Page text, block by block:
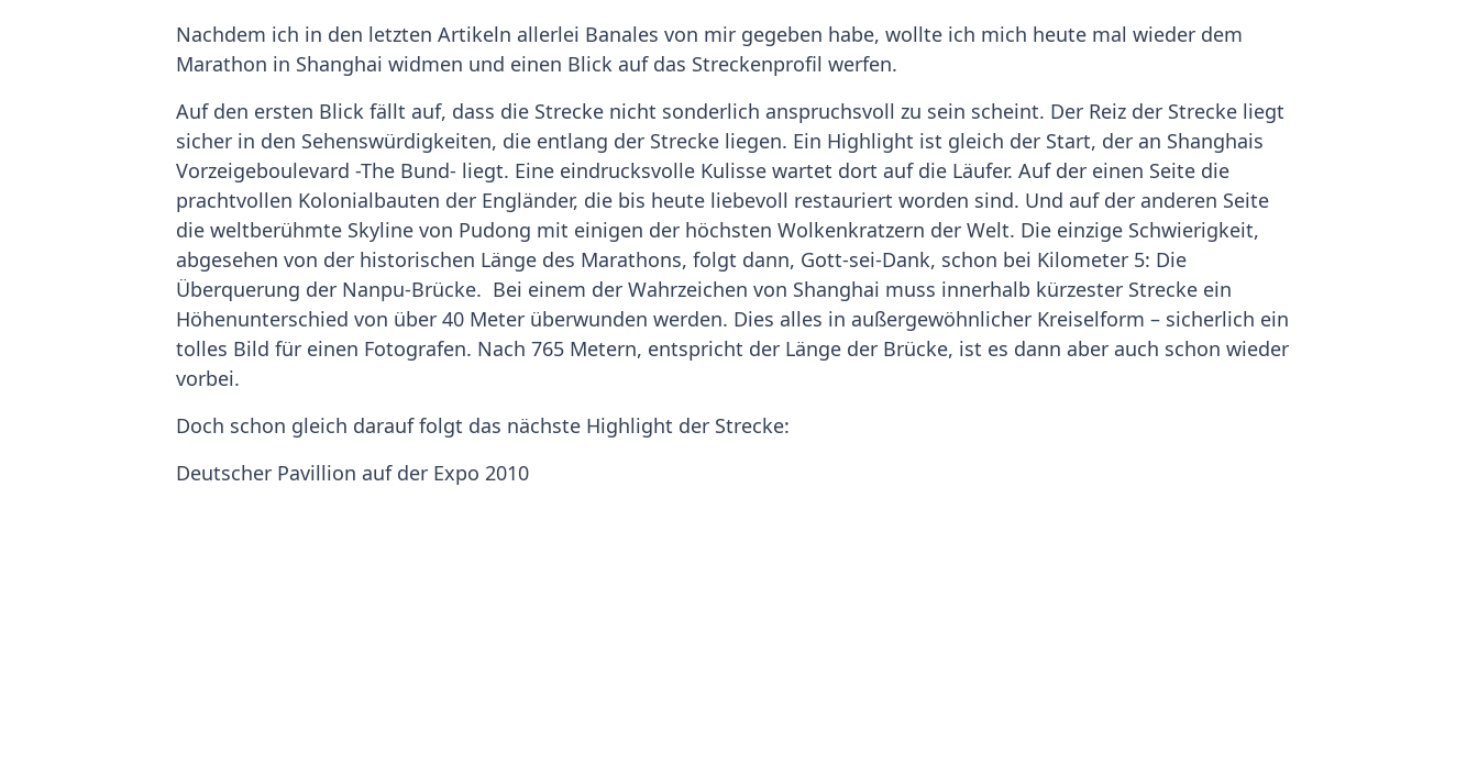
Nachdem ich in den letzten Artikeln allerlei Banales von mir gegeben habe, wollte ich mich heute mal wieder dem
Marathon in Shanghai widmen und einen Blick auf das Streckenprofil werfen.
Auf den ersten Blick fällt auf, dass die Strecke nicht sonderlich anspruchsvoll zu sein scheint. Der Reiz der Strecke liegt
sicher in den Sehenswürdigkeiten, die entlang der Strecke liegen. Ein Highlight ist gleich der Start, der an Shanghais
Vorzeigeboulevard -The Bund- liegt. Eine eindrucksvolle Kulisse wartet dort auf die Läufer. Auf der einen Seite die
prachtvollen Kolonialbauten der Engländer, die bis heute liebevoll restauriert worden sind. Und auf der anderen Seite
die weltberühmte Skyline von Pudong mit einigen der höchsten Wolkenkratzern der Welt. Die einzige Schwierigkeit,
abgesehen von der historischen Länge des Marathons, folgt dann, Gott-sei-Dank, schon bei Kilometer 5: Die
Überquerung der Nanpu-Brücke. Bei einem der Wahrzeichen von Shanghai muss innerhalb kürzester Strecke ein
Höhenunterschied von über 40 Meter überwunden werden. Dies alles in außergewöhnlicher Kreiselform – sicherlich ein
tolles Bild für einen Fotografen. Nach 765 Metern, entspricht der Länge der Brücke, ist es dann aber auch schon wieder
vorbei.
Doch schon gleich darauf folgt das nächste Highlight der Strecke:
Deutscher Pavillion auf der Expo 2010